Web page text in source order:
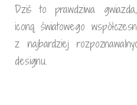
Dziś to prawdziwa
iconą światowego
z najbardziej
designu.